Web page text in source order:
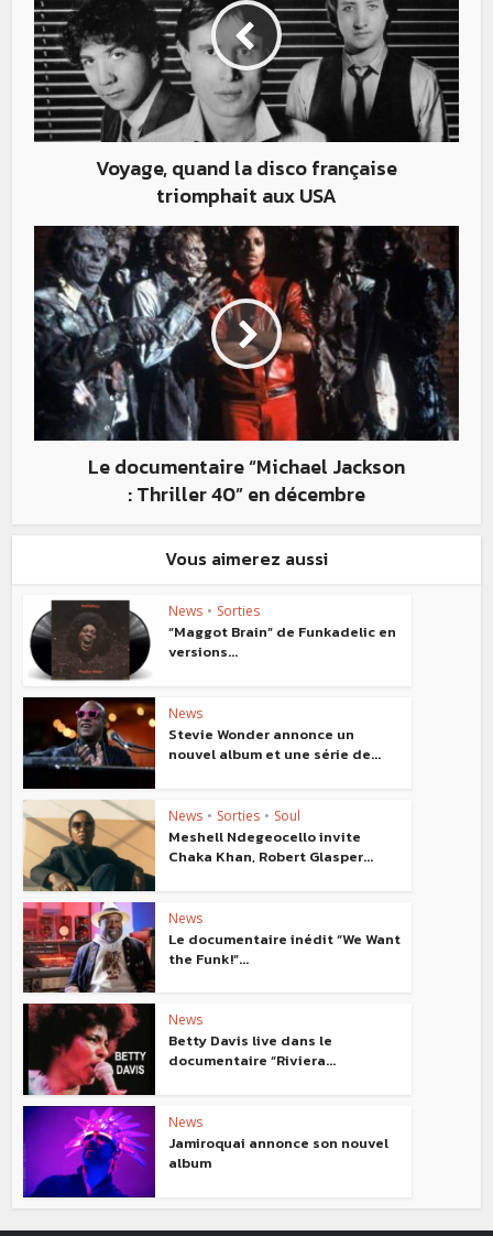
Voyage, quand la disco française
triomphait aux USA
Le documentaire “Michael Jackson
: Thriller 40” en décembre
Vous aimerez aussi
News • Sorties
“Maggot Brain” de Funkadelic en
versions...
News
Stevie Wonder annonce un
nouvel album et une série de...
News • Sorties • Soul
Meshell Ndegeocello invite
Chaka Khan, Robert Glasper...
News
Le documentaire inédit “We Want
the Funk!”...
News
Betty Davis live dans le
documentaire “Riviera...
News
Jamiroquai annonce son nouvel
album